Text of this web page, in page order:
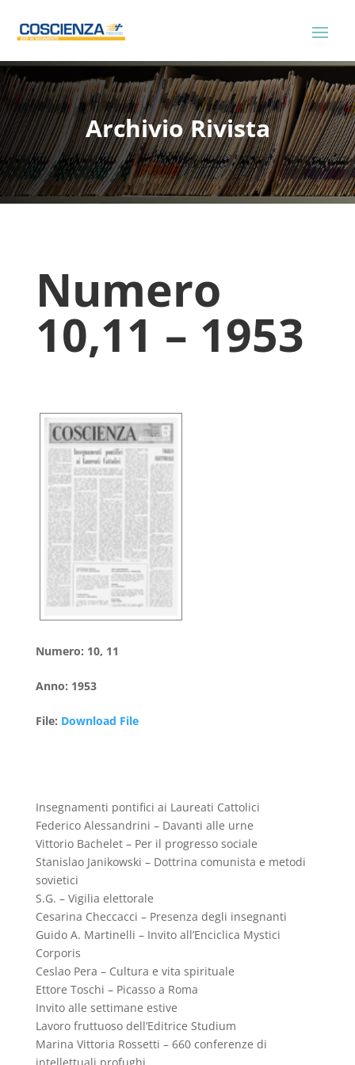
Archivio Rivista
Numero
10,11 – 1953
Numero: 10, 11
Anno: 1953
File: Download File
Insegnamenti pontifici ai Laureati Cattolici
Federico Alessandrini – Davanti alle urne
Vittorio Bachelet – Per il progresso sociale
Stanislao Janikowski – Dottrina comunista e metodi
sovietici
S.G. – Vigilia elettorale
Cesarina Checcacci – Presenza degli insegnanti
Guido A. Martinelli – Invito all’Enciclica Mystici
Corporis
Ceslao Pera – Cultura e vita spirituale
Ettore Toschi – Picasso a Roma
Invito alle settimane estive
Lavoro fruttuoso dell’Editrice Studium
Marina Vittoria Rossetti – 660 conferenze di